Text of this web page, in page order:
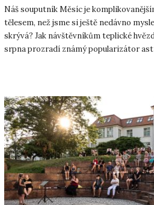
Náš souputník Měsíc je
tělesem, než jsme si ještě nedávno
skrývá? Jak návštěvníkům teplické
srpna prozradí známý popularizátor